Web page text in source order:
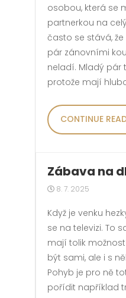
osobou, která se
partnerkou na
často se stává,
pár zánovními
neladí. Mladý pár
protože mají
CONTINUE
Zábava na
8. 7. 2025
Když je venku
se na televizi. To
mají tolik
být sami, ale i s
Pohyb je pro ně
pořídit například